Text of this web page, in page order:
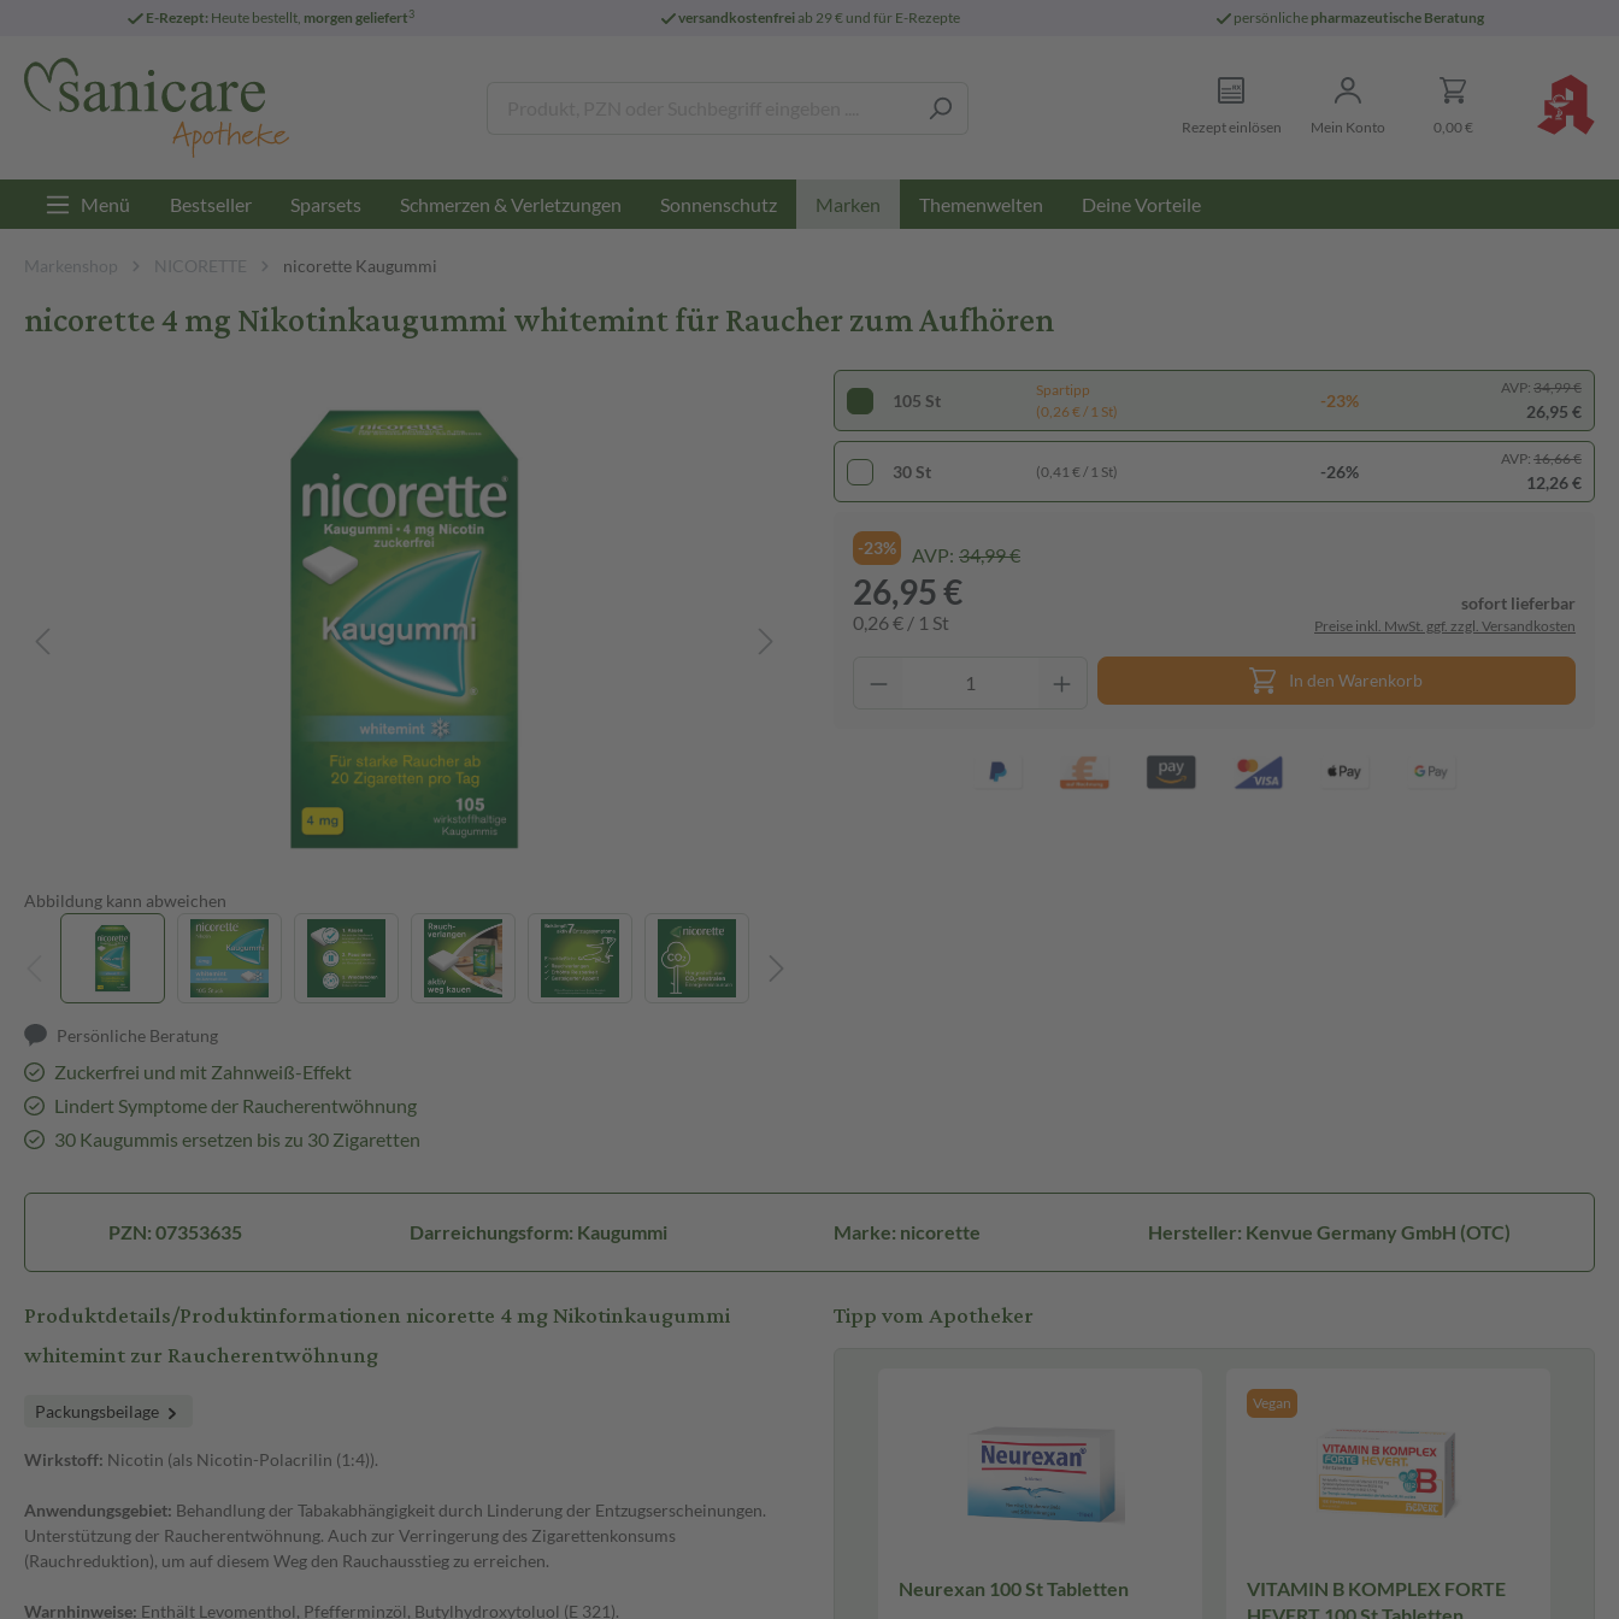
E-Rezept: Heute bestellt, morgen geliefert3 versandkostenfreiab 29 € und für E-Rezepte persönliche pharmazeutische Beratung
Rezept einlösen Mein Konto 0,00 €
Menü Bestseller Sparsets Schmerzen & Verletzungen Sonnenschutz Marken Themenwelten Deine Vorteile
Markenshop NICORETTE nicorette Kaugummi
nicorette 4 mg Nikotinkaugummi whitemint für Raucher zum Aufhören
Abbildung kann abweichen
Persönliche Beratung
Zuckerfrei und mit Zahnweiß-Effekt
Lindert Symptome der Raucherentwöhnung
30 Kaugummis ersetzen bis zu 30 Zigaretten
105 St
Spartipp
(0,26 € / 1 St)
-23%
AVP: 34,99 €
26,95 €
30 St (0,41 € / 1 St) -26%
AVP: 16,66 €
12,26 €
-23% AVP: 34,99 €
26,95 €
0,26 € / 1 St
sofort lieferbar
Preise inkl. MwSt. ggf. zzgl. Versandkosten
In den Warenkorb
PZN: 07353635 Darreichungsform: Kaugummi Marke: nicorette Hersteller: Kenvue Germany GmbH (OTC)
Produktdetails/Produktinformationen nicorette 4 mg Nikotinkaugummi
whitemint zur Raucherentwöhnung
Packungsbeilage
Wirkstoff: Nicotin (als Nicotin-Polacrilin (1:4)).
Anwendungsgebiet: Behandlung der Tabakabhängigkeit durch Linderung der Entzugserscheinungen.
Unterstützung der Raucherentwöhnung. Auch zur Verringerung des Zigarettenkonsums
(Rauchreduktion), um auf diesem Weg den Rauchausstieg zu erreichen.
Warnhinweise: Enthält Levomenthol, Pfefferminzöl, Butylhydroxytoluol (E 321).
Tipp vom Apotheker
Neurexan 100 St Tabletten
Vegan
VITAMIN B KOMPLEX FORTE